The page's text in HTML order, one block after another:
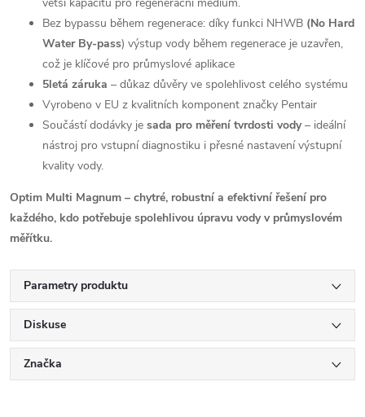
Bez bypassu během regenerace: díky funkci NHWB (No Hard
Water By-pass) výstup vody během regenerace je uzavřen,
což je klíčové pro průmyslové aplikace
5letá záruka – důkaz důvěry ve spolehlivost celého systému
Vyrobeno v EU z kvalitních komponent značky Pentair
Součástí dodávky je sada pro měření tvrdosti vody– ideální
nástroj pro vstupní diagnostiku i přesné nastavení výstupní
kvality vody.
Optim Multi Magnum – chytré, robustní a efektivní řešení pro
každého, kdo potřebuje spolehlivou úpravu vody v průmyslovém
měřítku.
Parametry produktu
Diskuse
Značka